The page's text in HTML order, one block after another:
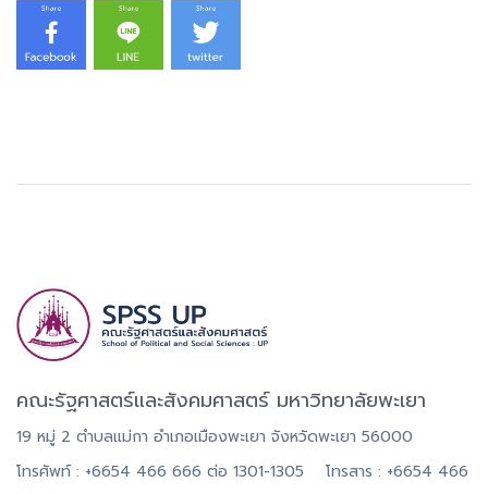
คณะรัฐศาสตร์และสังคมศาสตร์ มหาวิทยาลัยพะเยา
19 หมู่ 2 ตำบลแม่กา อำเภอเมืองพะเยา จังหวัดพะเยา 56000
โทรศัพท์ : +6654 466 666 ต่อ 1301-1305 โทรสาร : +6654 466